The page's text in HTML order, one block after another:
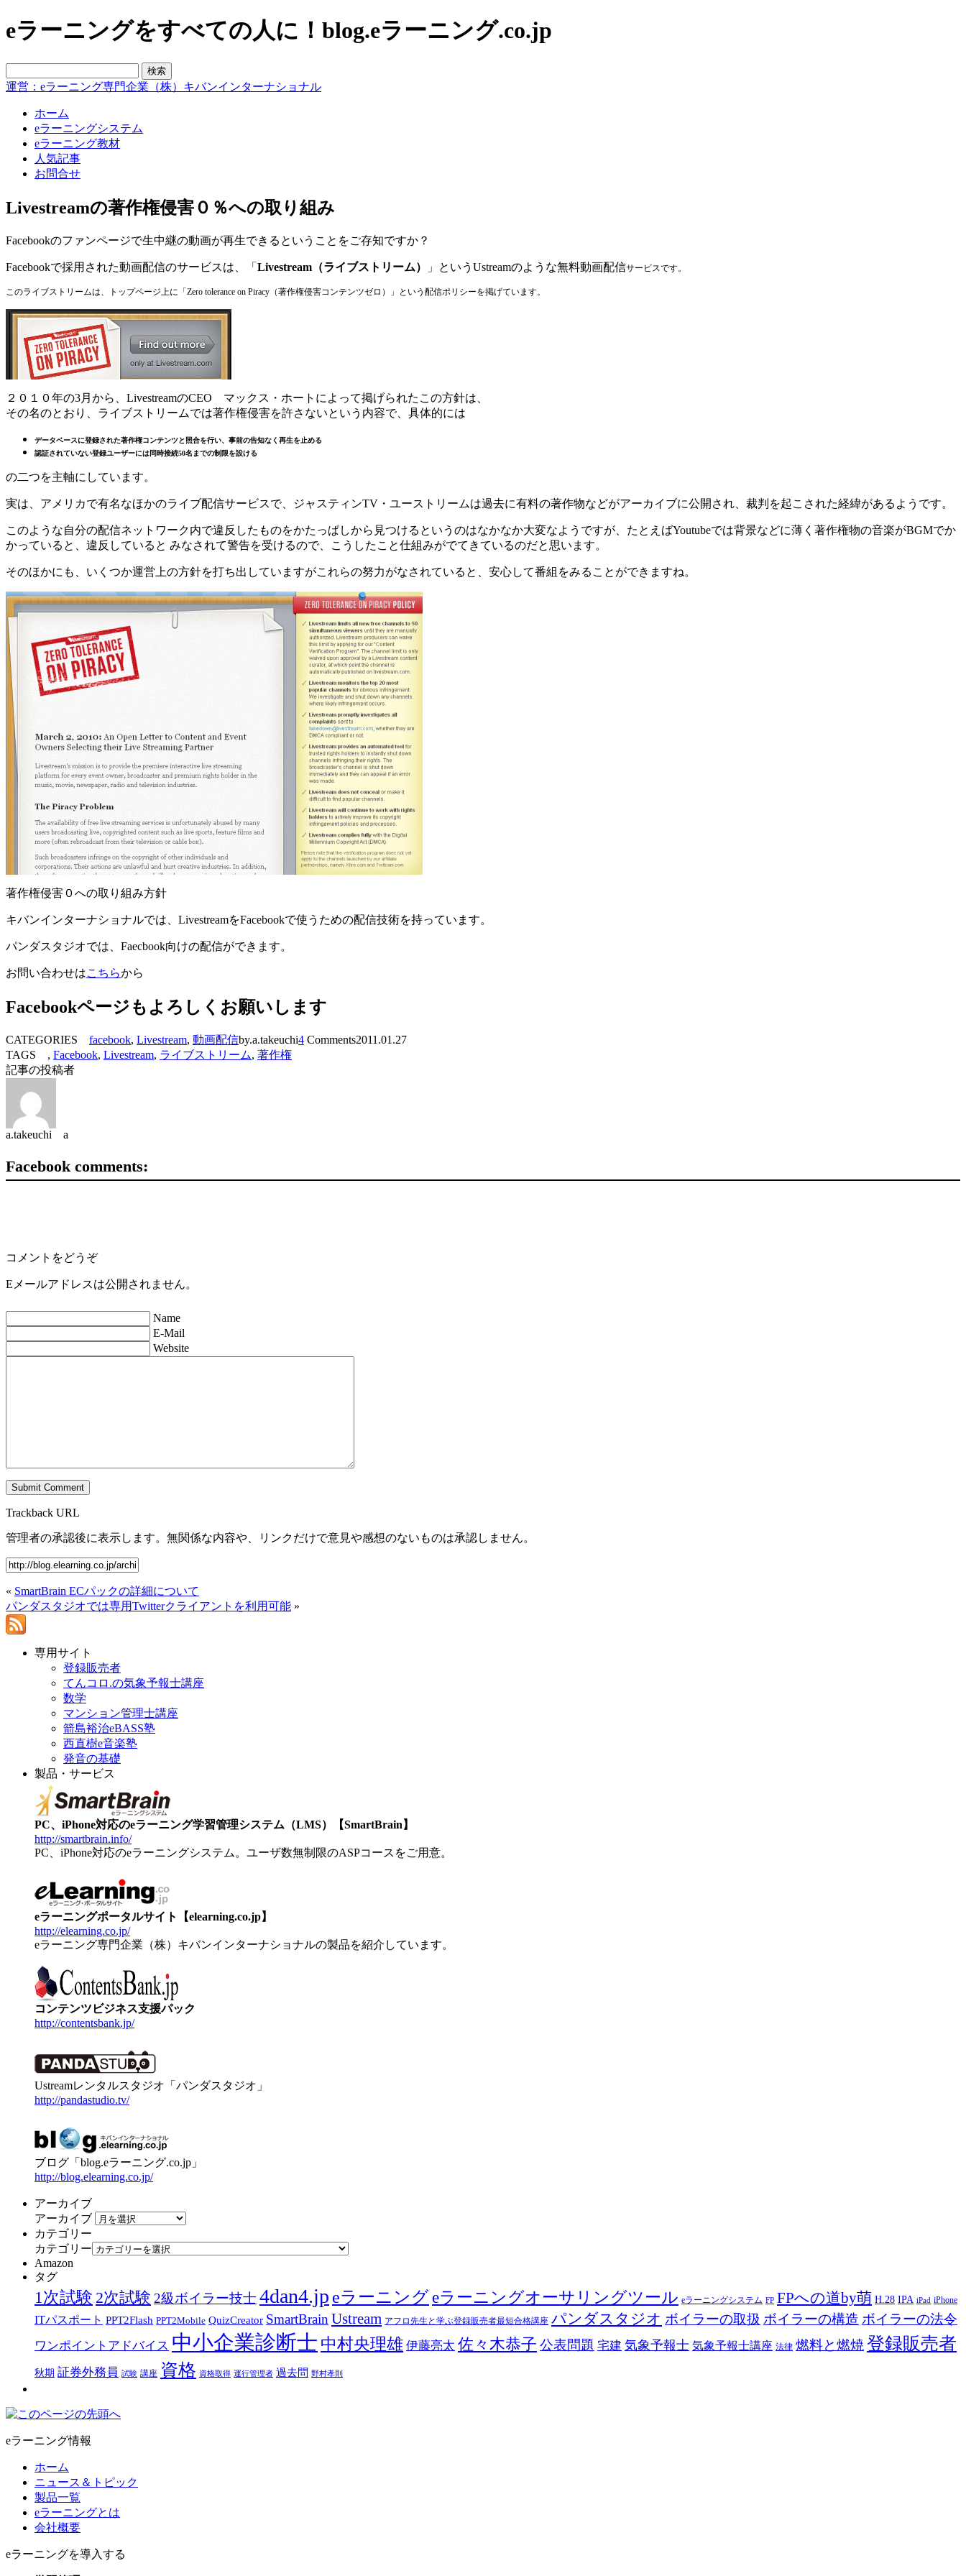
eラーニングをすべての人に！blog.eラーニング.co.jp
運営：eラーニング専門企業（株）キバンインターナショナル
ホーム
eラーニングシステム
eラーニング教材
人気記事
お問合せ
Livestreamの著作権侵害０％への取り組み
Facebookのファンページで生中継の動画が再生できるということをご存知ですか？
Facebookで採用された動画配信のサービスは、「 Livestream（ライブストリーム） 」というUstreamのような無料動画配信サービスです。
このライブストリームは、トップページ上に「Zero tolerance on Piracy（著作権侵害コンテンツゼロ）」という配信ポリシーを掲げています。
２０１０年の3月から、LivestreamのCEO マックス・ホートによって掲げられたこの方針は、
その名のとおり、ライブストリームでは著作権侵害を許さないという内容で、具体的には
データベースに登録された著作権コンテンツと照合を行い、事前の告知なく再生を止める
認証されていない登録ユーザーには同時接続50名までの制限を設ける
の二つを主軸にしています。
実は、アメリカで有名なほかのライブ配信サービスで、ジャスティンTV・ユーストリームは過去に有料の著作物などがアーカイブに公開され、裁判を起こされた経緯があるようです。
このような自分の配信ネットワーク内で違反したものをかたっぱしから見つけるというのはなかなか大変なようですが、たとえばYoutubeでは背景などに薄く著作権物の音楽がBGMでか
かっていると、違反していると みなされて警告を受けるので、こうしたこと仕組みがでてきているのだと思います。
そのほかにも、いくつか運営上の方針を打ち出していますがこれらの努力がなされていると、安心して番組をみることができますね。
著作権侵害０への取り組み方針
キバンインターナショナルでは、LivestreamをFacebookで使うための配信技術を持っています。
パンダスタジオでは、Faecbook向けの配信ができます。
お問い合わせはこちらから
Facebookページもよろしくお願いします
CATEGORIES facebook, Livestream, 動画配信by.a.takeuchi4 Comments2011.01.27
TAGS , Facebook, Livestream, ライブストリーム, 著作権
記事の投稿者
a.takeuchi a
Facebook comments:
コメントをどうぞ
Eメールアドレスは公開されません。
Name
E-Mail
Website
Trackback URL
管理者の承認後に表示します。無関係な内容や、リンクだけで意見や感想のないものは承認しません。
« SmartBrain ECパックの詳細について
パンダスタジオでは専用Twitterクライアントを利用可能 »
専用サイト
登録販売者
てんコロ.の気象予報士講座
数学
マンション管理士講座
箭島裕治eBASS塾
西直樹e音楽塾
発音の基礎
製品・サービス
PC、iPhone対応のeラーニング学習管理システム（LMS）【SmartBrain】
http://smartbrain.info/
PC、iPhone対応のeラーニングシステム。ユーザ数無制限のASPコースをご用意。
eラーニングポータルサイト【elearning.co.jp】
http://elearning.co.jp/
eラーニング専門企業（株）キバンインターナショナルの製品を紹介しています。
コンテンツビジネス支援パック
http://contentsbank.jp/
Ustreamレンタルスタジオ「パンダスタジオ」
http://pandastudio.tv/
ブログ「blog.eラーニング.co.jp」
http://blog.elearning.co.jp/
アーカイブ
アーカイブ
カテゴリー
カテゴリー
Amazon
タグ
1次試験 2次試験 2級ボイラー技士4dan4.jp eラーニング eラーニングオーサリングツール eラーニングシステム FP FPへの道by萌 H.28 IPA iPad iPhone
ITパスポート PPT2Flash PPT2Mobile QuizCreator SmartBrain Ustream アフロ先生と学ぶ登録販売者最短合格講座 パンダスタジオ ボイラーの取扱 ボイラーの構造 ボイラーの法令
ワンポイントアドバイス 中小企業診断士 中村央理雄 伊藤亮太 佐々木恭子 公表問題 宅建 気象予報士 気象予報士講座 法律 燃料と燃焼 登録販売者
秋期 証券外務員 試験 講座 資格 資格取得 運行管理者 過去問 野村孝則
eラーニング情報
ホーム
ニュース＆トピック
製品一覧
eラーニングとは
会社概要
eラーニングを導入する